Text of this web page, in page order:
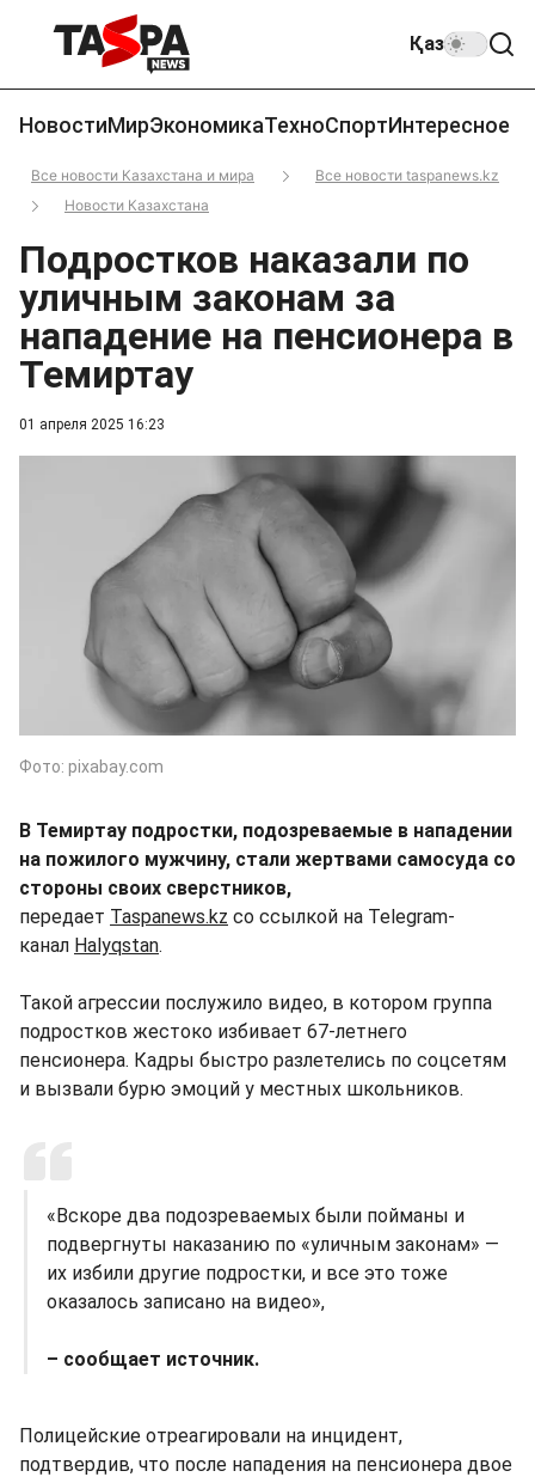
Қаз
НовостиМирЭкономикаТехноСпортИнтересное
Все новости Казахстана и мира
Все новости taspanews.kz
Новости Казахстана
01 апреля 2025 16:23
Подростков наказали по
уличным законам за
нападение на пенсионера в
Темиртау
Фото: pixabay.com
В Темиртау подростки, подозреваемые в нападении
на пожилого мужчину, стали жертвами самосуда со
стороны своих сверстников,
передает Taspanews.kz со ссылкой на Telegram-
канал Halyqstan.
Такой агрессии послужило видео, в котором группа
подростков жестоко избивает 67-летнего
пенсионера. Кадры быстро разлетелись по соцсетям
и вызвали бурю эмоций у местных школьников.
«Вскоре два подозреваемых были пойманы и
подвергнуты наказанию по «уличным законам» —
их избили другие подростки, и все это тоже
оказалось записано на видео»,
– сообщает источник.
Полицейские отреагировали на инцидент,
подтвердив, что после нападения на пенсионера двое